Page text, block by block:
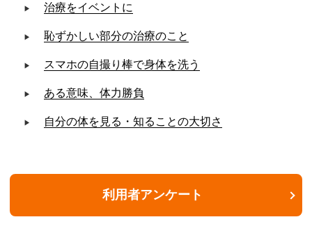
治療をイベントに
恥ずかしい部分の治療のこと
スマホの自撮り棒で身体を洗う
ある意味、体力勝負
自分の体を見る・知ることの大切さ
利用者アンケート